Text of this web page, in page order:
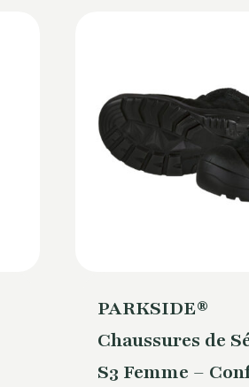
PARKSIDE®
Chaussures de
S3 Femme –